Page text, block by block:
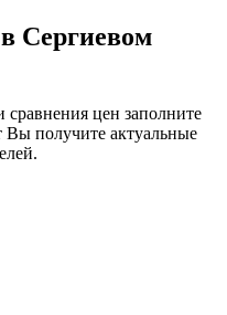
Сергиевом
сравнения цен заполните
Вы получите актуальные